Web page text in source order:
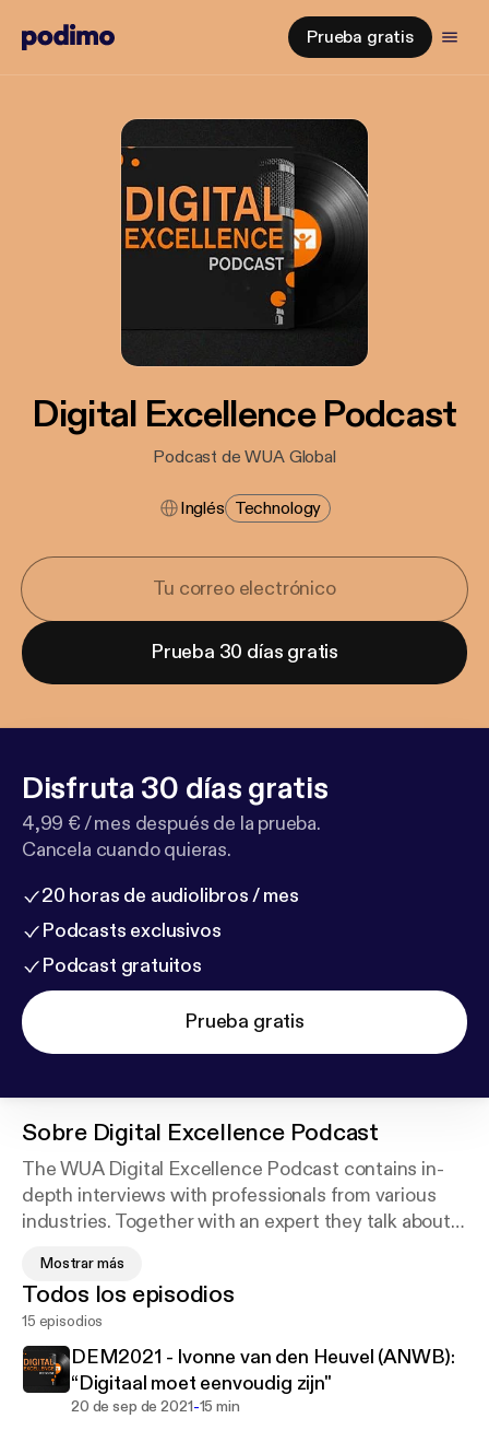
Prueba gratis
Digital Excellence Podcast
Podcast de WUA Global
Inglés Technology
Prueba 30 días gratis
Disfruta 30 días gratis
4,99 € / mes después de la prueba.
Cancela cuando quieras.
20 horas de audiolibros / mes
Podcasts exclusivos
Podcast gratuitos
Prueba gratis
Sobre Digital Excellence Podcast
The WUA Digital Excellence Podcast contains in-
depth interviews with professionals from various
industries. Together with an expert they talk about
this? What drives them? Learn from the
conversations and be inspired.
WUA is an independent research agency in the field
of digital experience benchmarking. Every year,
WUA maps the experience of more than 50,000
Mostrar más
Todos los episodios
15 episodios
DEM2021 - Ivonne van den Heuvel (ANWB):
“Digitaal moet eenvoudig zijn"
20 de sep de 2021-15 min